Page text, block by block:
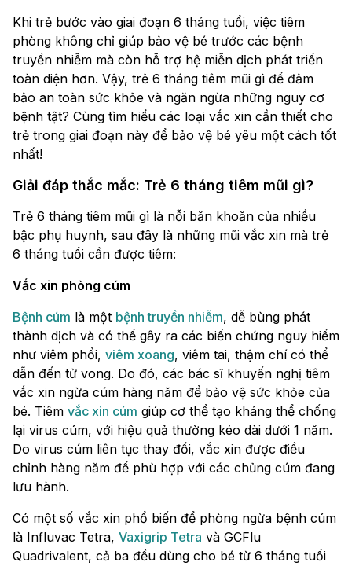
Khi trẻ bước vào giai đoạn 6 tháng tuổi, việc tiêm
phòng không chỉ giúp bảo vệ bé trước các bệnh
truyền nhiễm mà còn hỗ trợ hệ miễn dịch phát triển
toàn diện hơn. Vậy, trẻ 6 tháng tiêm mũi gì để đảm
bảo an toàn sức khỏe và ngăn ngừa những nguy cơ
bệnh tật? Cùng tìm hiểu các loại vắc xin cần thiết cho
trẻ trong giai đoạn này để bảo vệ bé yêu một cách tốt
nhất!
Giải đáp thắc mắc: Trẻ 6 tháng tiêm mũi gì?
Trẻ 6 tháng tiêm mũi gì là nỗi băn khoăn của nhiều
bậc phụ huynh, sau đây là những mũi vắc xin mà trẻ
6 tháng tuổi cần được tiêm:
Vắc xin phòng cúm
Bệnh cúm là một bệnh truyền nhiễm, dễ bùng phát
thành dịch và có thể gây ra các biến chứng nguy hiểm
như viêm phổi, viêm xoang, viêm tai, thậm chí có thể
dẫn đến tử vong. Do đó, các bác sĩ khuyến nghị tiêm
vắc xin ngừa cúm hàng năm để bảo vệ sức khỏe của
bé. Tiêm vắc xin cúm giúp cơ thể tạo kháng thể chống
lại virus cúm, với hiệu quả thường kéo dài dưới 1 năm.
Do virus cúm liên tục thay đổi, vắc xin được điều
chỉnh hàng năm để phù hợp với các chủng cúm đang
lưu hành.
Có một số vắc xin phổ biến để phòng ngừa bệnh cúm
là Influvac Tetra, Vaxigrip Tetra và GCFlu
Quadrivalent, cả ba đều dùng cho bé từ 6 tháng tuổi